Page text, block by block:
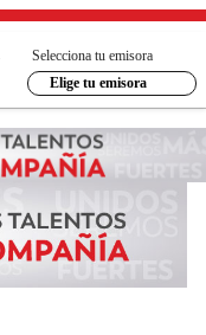
Selecciona tu emisora
Elige tu emisora